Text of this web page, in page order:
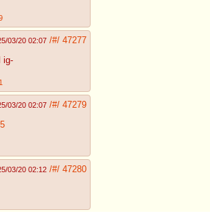
03/20 02:07 /#/ 47277
ig-
03/20 02:07 /#/ 47279
03/20 02:12 /#/ 47280